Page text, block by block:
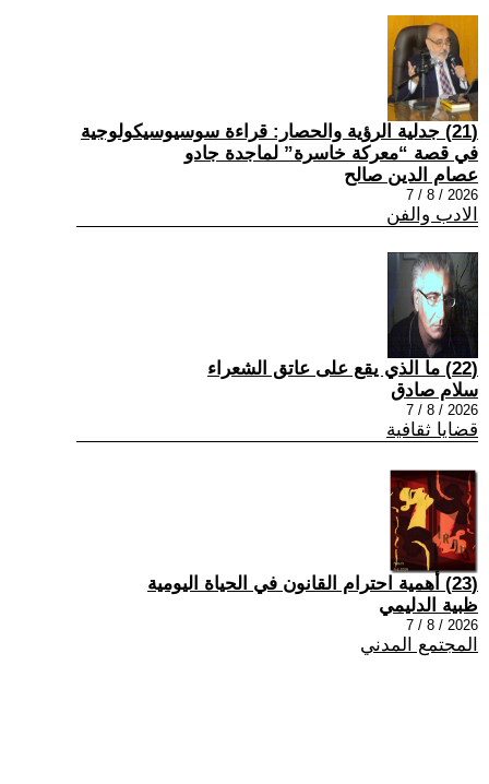
(21) جدلية الرؤية والحصار: قراءة سوسيوسيكولوجية
في قصة “معركة خاسرة” لماجدة جادو
عصام الدين صالح
2026 / 8 / 7
الادب والفن
(22) ما الذي يقع على عاتق الشعراء
سلام صادق
2026 / 8 / 7
قضايا ثقافية
(23) أهمية احترام القانون في الحياة اليومية
ظبية الدليمي
2026 / 8 / 7
المجتمع المدني